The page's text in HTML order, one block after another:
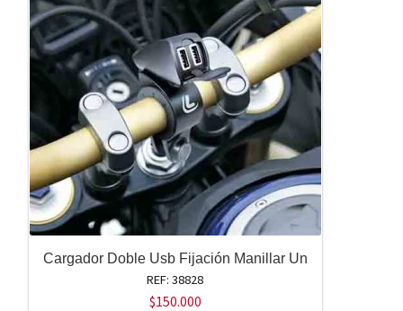
Cargador Doble Usb Fijación Manillar Un
REF: 38828
$150.000